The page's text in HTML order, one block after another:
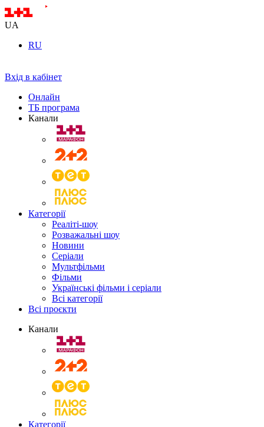
UA
RU
Вхід в кабінет
Онлайн
ТБ програма
Канали
Категорії
Реаліті-шоу
Розважальні шоу
Новини
Серіали
Мультфільми
Фільми
Українські фільми і серіали
Всі категорії
Всі проєкти
Канали
Категорії